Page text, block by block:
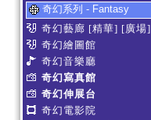
奇幻系列 - Fantasy
奇幻藝廊 [精華] [廣場]
奇幻繪圖館
奇幻音樂廳
奇幻寫真館
奇幻伸展台
奇幻電影院